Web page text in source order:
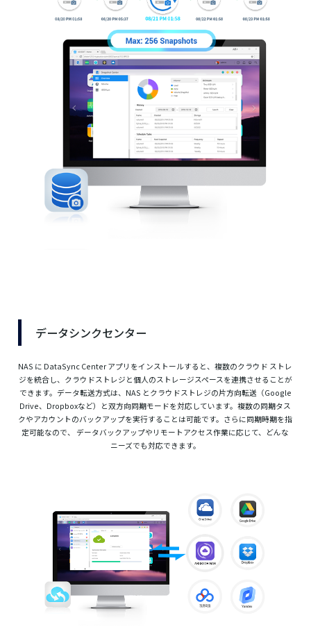
データシンクセンター
NAS に DataSync Center アプリをインストールすると、複数のクラウド ストレ
ジを統合し、クラウドストレジと個人のストレージスペースを連携させることが
できます。データ転送方式は、NAS とクラウドストレジの片方向転送（Google
Drive、Dropboxなど）と双方向同期モードを対応しています。複数の同期タス
クやアカウントのバックアップを実行することは可能です。さらに同期時期を指
定可能なので、 データバックアップやリモートアクセス作業に応じて、どんな
ニーズでも対応できます。